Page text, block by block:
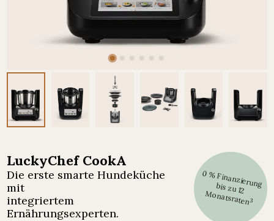
LuckyChef CookA
Die erste smarte Hundeküche
mit
integriertem
Ernährungsexperten.
0 % Finanzierung
bis zu 12
M
onatsraten3